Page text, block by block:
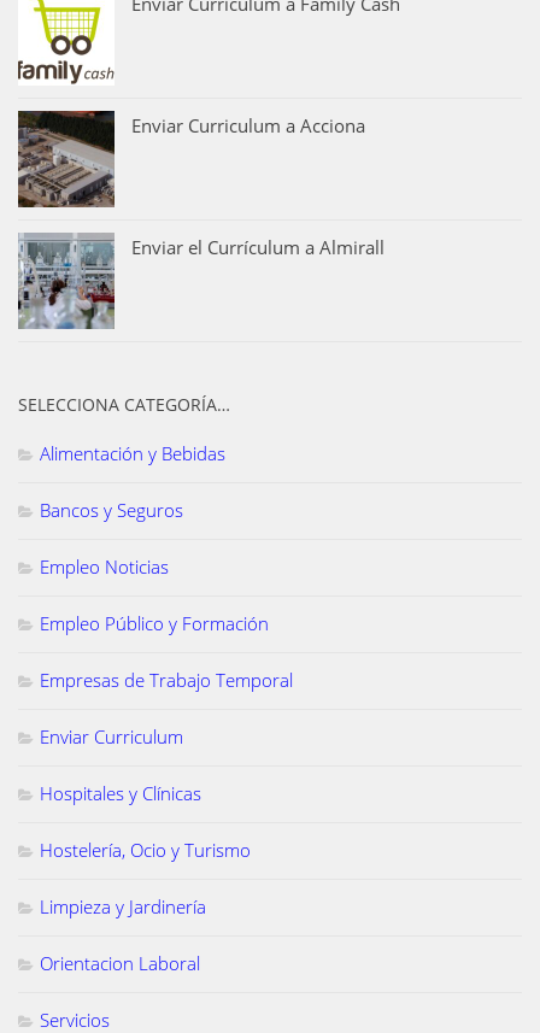
Enviar Curriculum a Acciona
Enviar el Currículum a Almirall
SELECCIONA CATEGORÍA…
Alimentación y Bebidas
Bancos y Seguros
Empleo Noticias
Empleo Público y Formación
Empresas de Trabajo Temporal
Enviar Curriculum
Hospitales y Clínicas
Hostelería, Ocio y Turismo
Limpieza y Jardinería
Orientacion Laboral
Servicios